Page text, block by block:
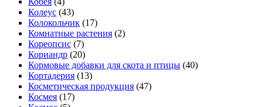
Колеус (43)
Колокольчик (17)
Комнатные растения (2)
Кореопсис (7)
Кориандр (20)
Кормовые добавки для скота и птицы (40)
Кортадерия (13)
Косметическая продукция (47)
Космея (17)